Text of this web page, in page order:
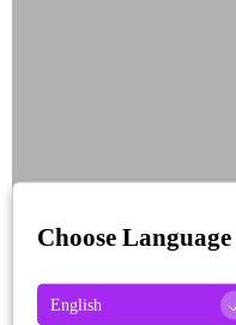
Choose Language
English